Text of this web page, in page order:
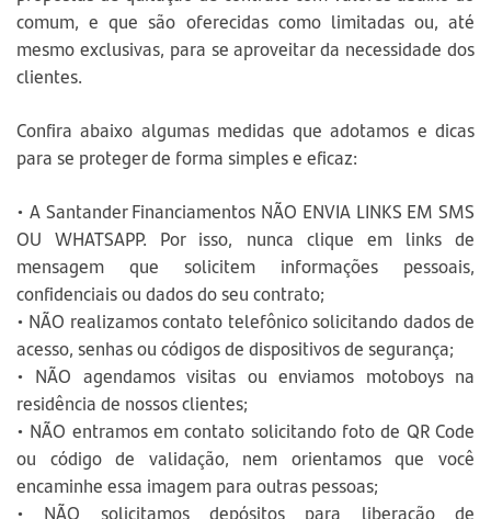
comum, e que são oferecidas como limitadas ou, até
mesmo exclusivas, para se aproveitar da necessidade dos
clientes.
Confira abaixo algumas medidas que adotamos e dicas
para se proteger de forma simples e eficaz:
• A Santander Financiamentos NÃO ENVIA LINKS EM SMS
OU WHATSAPP. Por isso, nunca clique em links de
mensagem que solicitem informações pessoais,
confidenciais ou dados do seu contrato;
• NÃO realizamos contato telefônico solicitando dados de
acesso, senhas ou códigos de dispositivos de segurança;
• NÃO agendamos visitas ou enviamos motoboys na
residência de nossos clientes;
• NÃO entramos em contato solicitando foto de QR Code
ou código de validação, nem orientamos que você
encaminhe essa imagem para outras pessoas;
• NÃO solicitamos depósitos para liberação de